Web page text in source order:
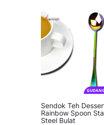
Sendok Teh
Rainbow Spoon
Steel Bulat